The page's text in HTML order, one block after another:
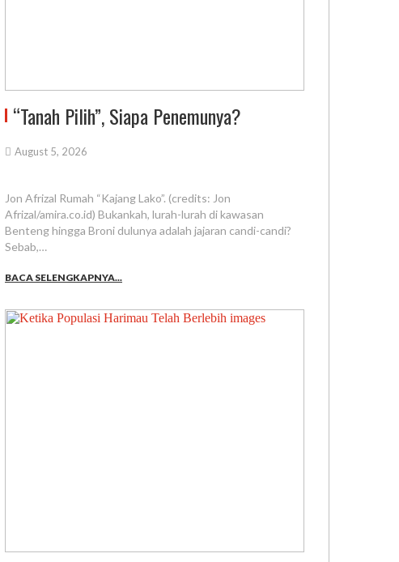
“Tanah Pilih”, Siapa Penemunya?
August 5, 2026
Jon Afrizal Rumah “Kajang Lako”. (credits: Jon
Afrizal/amira.co.id) Bukankah, lurah-lurah di kawasan
Benteng hingga Broni dulunya adalah jajaran candi-candi?
Sebab,…
BACA SELENGKAPNYA...